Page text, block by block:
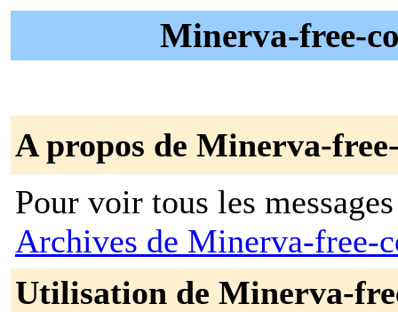
Minerva-free-
A propos de Minerva-
Pour voir tous les
Archives de Minerva-free-
Utilisation de Minerva-